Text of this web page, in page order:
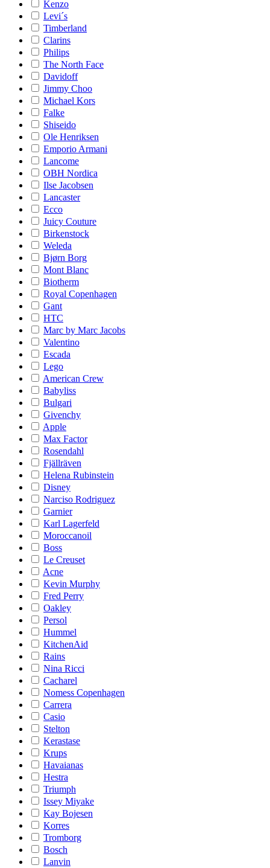
Kenzo
Levi´s
Timberland
Clarins
Philips
The North Face
Davidoff
Jimmy Choo
Michael Kors
Falke
Shiseido
Ole Henriksen
Emporio Armani
Lancome
OBH Nordica
Ilse Jacobsen
Lancaster
Ecco
Juicy Couture
Birkenstock
Weleda
Bjørn Borg
Mont Blanc
Biotherm
Royal Copenhagen
Gant
HTC
Marc by Marc Jacobs
Valentino
Escada
Lego
American Crew
Babyliss
Bulgari
Givenchy
Apple
Max Factor
Rosendahl
Fjällräven
Helena Rubinstein
Disney
Narciso Rodriguez
Garnier
Karl Lagerfeld
Moroccanoil
Boss
Le Creuset
Acne
Kevin Murphy
Fred Perry
Oakley
Persol
Hummel
KitchenAid
Rains
Nina Ricci
Cacharel
Nomess Copenhagen
Carrera
Casio
Stelton
Kerastase
Krups
Havaianas
Hestra
Triumph
Issey Miyake
Kay Bojesen
Korres
Tromborg
Bosch
Lanvin